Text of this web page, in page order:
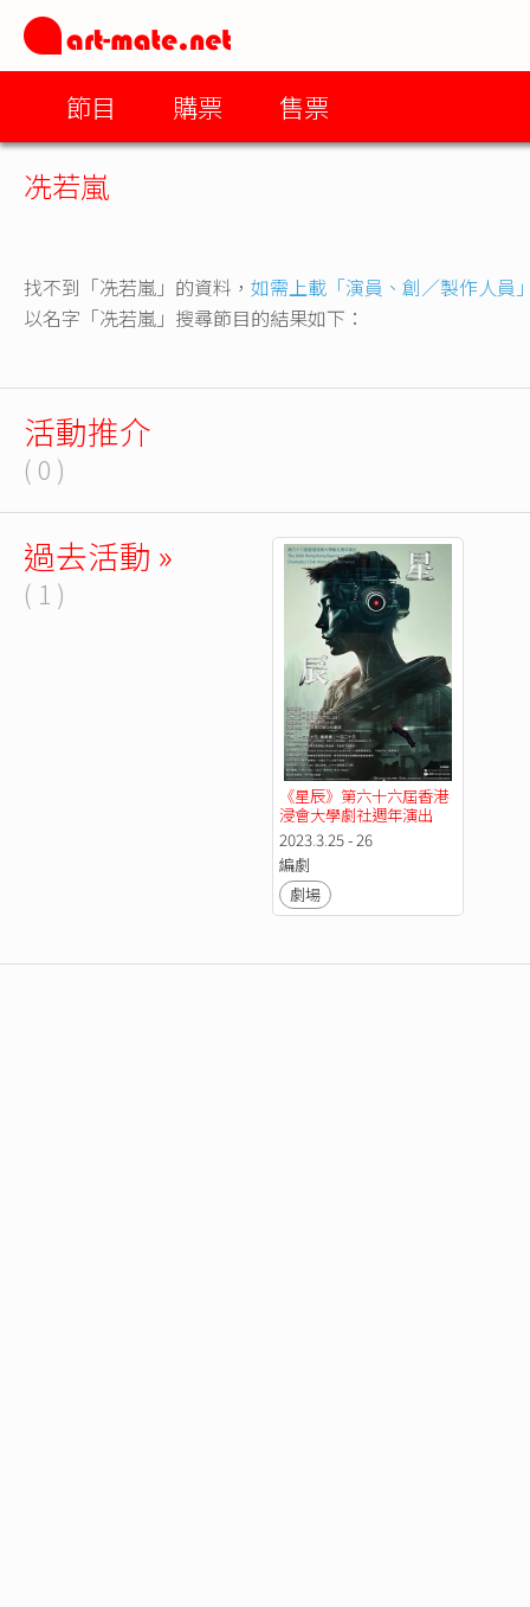
節目 購票 售票
冼若嵐
找不到「冼若嵐」的資料， 如需上載「演員、創／製作人員
以名字「冼若嵐」搜尋節目的結果如下：
活動推介
( 0 )
過去活動 »
( 1 )
《星辰》第六十六屆香港
浸會大學劇社週年演出
2023.3.25 - 26
編劇
劇場